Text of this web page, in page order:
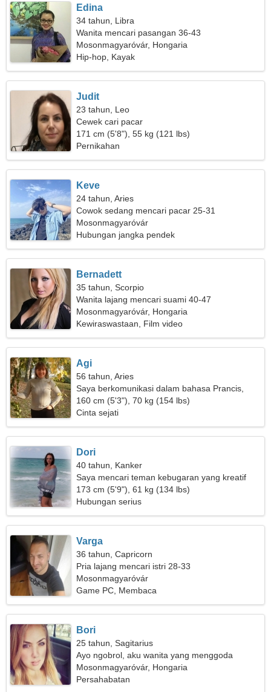
Edina
34 tahun, Libra
Wanita mencari pasangan 36-43
Mosonmagyaróvár, Hongaria
Hip-hop, Kayak
Judit
23 tahun, Leo
Cewek cari pacar
171 cm (5'8"), 55 kg (121 lbs)
Pernikahan
Keve
24 tahun, Aries
Cowok sedang mencari pacar 25-31
Mosonmagyaróvár
Hubungan jangka pendek
Bernadett
35 tahun, Scorpio
Wanita lajang mencari suami 40-47
Mosonmagyaróvár, Hongaria
Kewiraswastaan, Film video
Agi
56 tahun, Aries
Saya berkomunikasi dalam bahasa Prancis,
bahasa Indonesia
160 cm (5'3"), 70 kg (154 lbs)
Cinta sejati
Dori
40 tahun, Kanker
Saya mencari teman kebugaran yang kreatif
173 cm (5'9"), 61 kg (134 lbs)
Hubungan serius
Varga
36 tahun, Capricorn
Pria lajang mencari istri 28-33
Mosonmagyaróvár
Game PC, Membaca
Bori
25 tahun, Sagitarius
Ayo ngobrol, aku wanita yang menggoda
Mosonmagyaróvár, Hongaria
Persahabatan